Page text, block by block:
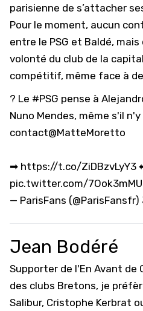
parisienne de s’attacher
Pour le moment, aucun
entre le PSG et Baldé,
volonté du club de la
compétitif, même face à
? Le #PSG pense à
Nuno Mendes, même s'il
contact@MatteMoretto
➡ https://t.co/ZiDBzvLyY3
pic.twitter.com/
— ParisFans (@ParisFansfr)
Jean Bodéré
Supporter de l'En Avant de
des clubs Bretons, je
Salibur, Cristophe Kerbrat